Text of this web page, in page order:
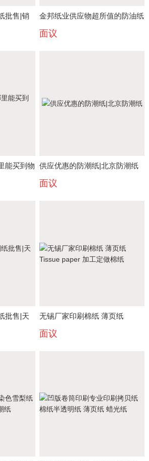
批售|销 金邦纸业供应物超所值的防油纸
批发防油纸
面议
能买到物 供应优惠的防潮纸|北京防潮纸
面议
批售|天 无锡厂家印刷棉纸 薄页纸
Tissue paper 加工定做棉纸
面议